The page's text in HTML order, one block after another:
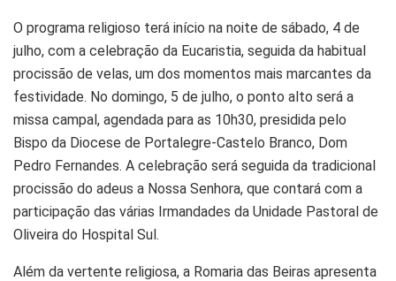
O programa religioso terá início na noite de sábado, 4 de
julho, com a celebração da Eucaristia, seguida da habitual
procissão de velas, um dos momentos mais marcantes da
festividade. No domingo, 5 de julho, o ponto alto será a
missa campal, agendada para as 10h30, presidida pelo
Bispo da Diocese de Portalegre-Castelo Branco, Dom
Pedro Fernandes. A celebração será seguida da tradicional
procissão do adeus a Nossa Senhora, que contará com a
participação das várias Irmandades da Unidade Pastoral de
Oliveira do Hospital Sul.
Além da vertente religiosa, a Romaria das Beiras apresenta